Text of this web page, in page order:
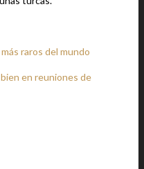
raros del mundo
en reuniones de